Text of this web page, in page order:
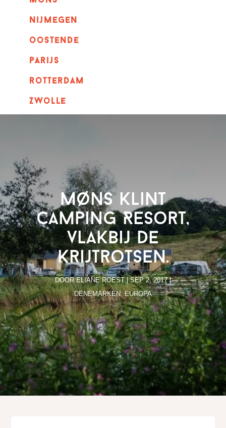
nijmegen
oostende
parijs
rotterdam
Zwolle
Møns Klint
Camping Resort,
vlakbij de
krijtrotsen.
DOORELIANE ROEST|SEP 2, 2017|
DENEMARKEN,EUROPA